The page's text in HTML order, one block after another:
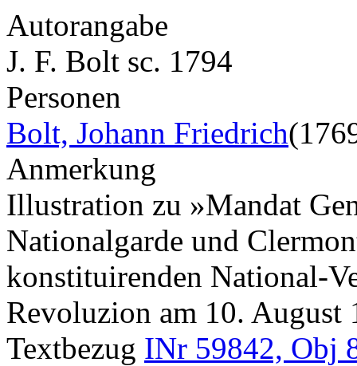
Autorangabe
J. F. Bolt sc. 1794
Personen
Bolt, Johann Friedrich
Anmerkung
Illustration zu »Mandat
Nationalgarde und
konstituirenden National-
Revoluzion am 10. August
Textbezug INr 59842, Obj